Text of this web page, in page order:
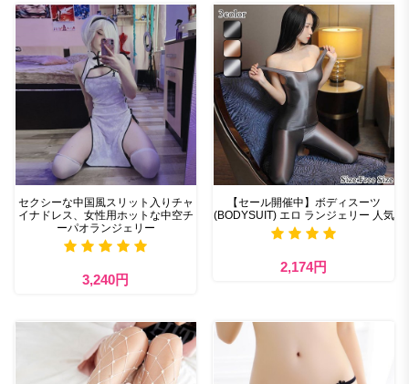
セクシーな中国風スリット入りチャ
イナドレス、女性用ホットな中空チ
ーパオランジェリー
3,240円
【セール開催中】ボディスーツ
(BODYSUIT) エロ ランジェリー 人気
2,174円